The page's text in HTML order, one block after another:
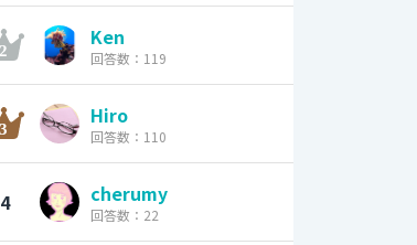
Ken
回答数：119
Hiro
回答数：110
4 cherumy
回答数：22